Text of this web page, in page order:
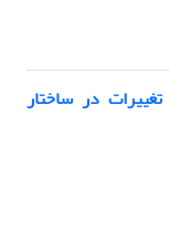
در ساختار